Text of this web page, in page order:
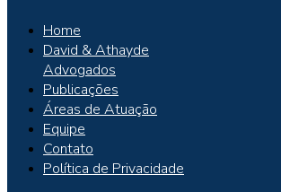
Home
David & Athayde
Advogados
Publicações
Áreas de Atuação
Equipe
Contato
Política de Privacidade